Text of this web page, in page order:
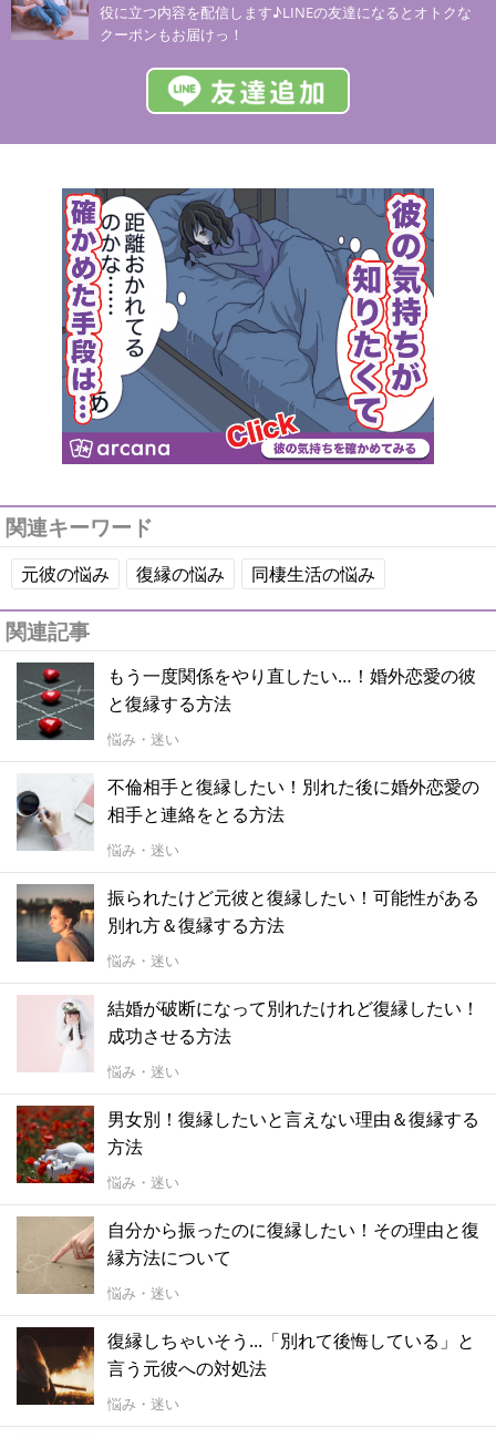
役に立つ内容を配信します♪LINEの友達になるとオトクな
クーポンもお届けっ！
関連キーワード
元彼の悩み 復縁の悩み 同棲生活の悩み
関連記事
もう一度関係をやり直したい…！婚外恋愛の彼
と復縁する方法
悩み・迷い
不倫相手と復縁したい！別れた後に婚外恋愛の
相手と連絡をとる方法
悩み・迷い
振られたけど元彼と復縁したい！可能性がある
別れ方＆復縁する方法
悩み・迷い
結婚が破断になって別れたけれど復縁したい！
成功させる方法
悩み・迷い
男女別！復縁したいと言えない理由＆復縁する
方法
悩み・迷い
自分から振ったのに復縁したい！その理由と復
縁方法について
悩み・迷い
復縁しちゃいそう...「別れて後悔している」と
言う元彼への対処法
悩み・迷い